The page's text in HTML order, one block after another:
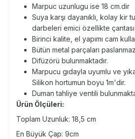
Marpuc uzunlugu ise 18 cm.dir
Suya karşı dayanıklı, kolay kir
darbeleri emici özellikte çantası
Birinci kalite, el yapımı cam
Bütün metal parçaları
Difüzörü bulunmaktadır.
Marpucu gıdayla uyumlu ve
Silikon hortumun boyu 1m'dir.
Duman tahliye ventili
Ürün Ölçüleri:
Toplam Uzunluk: 18,5 cm
En Büyük Çap: 9cm